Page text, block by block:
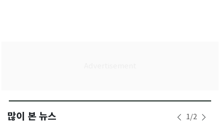
많이 본 뉴스 1/2